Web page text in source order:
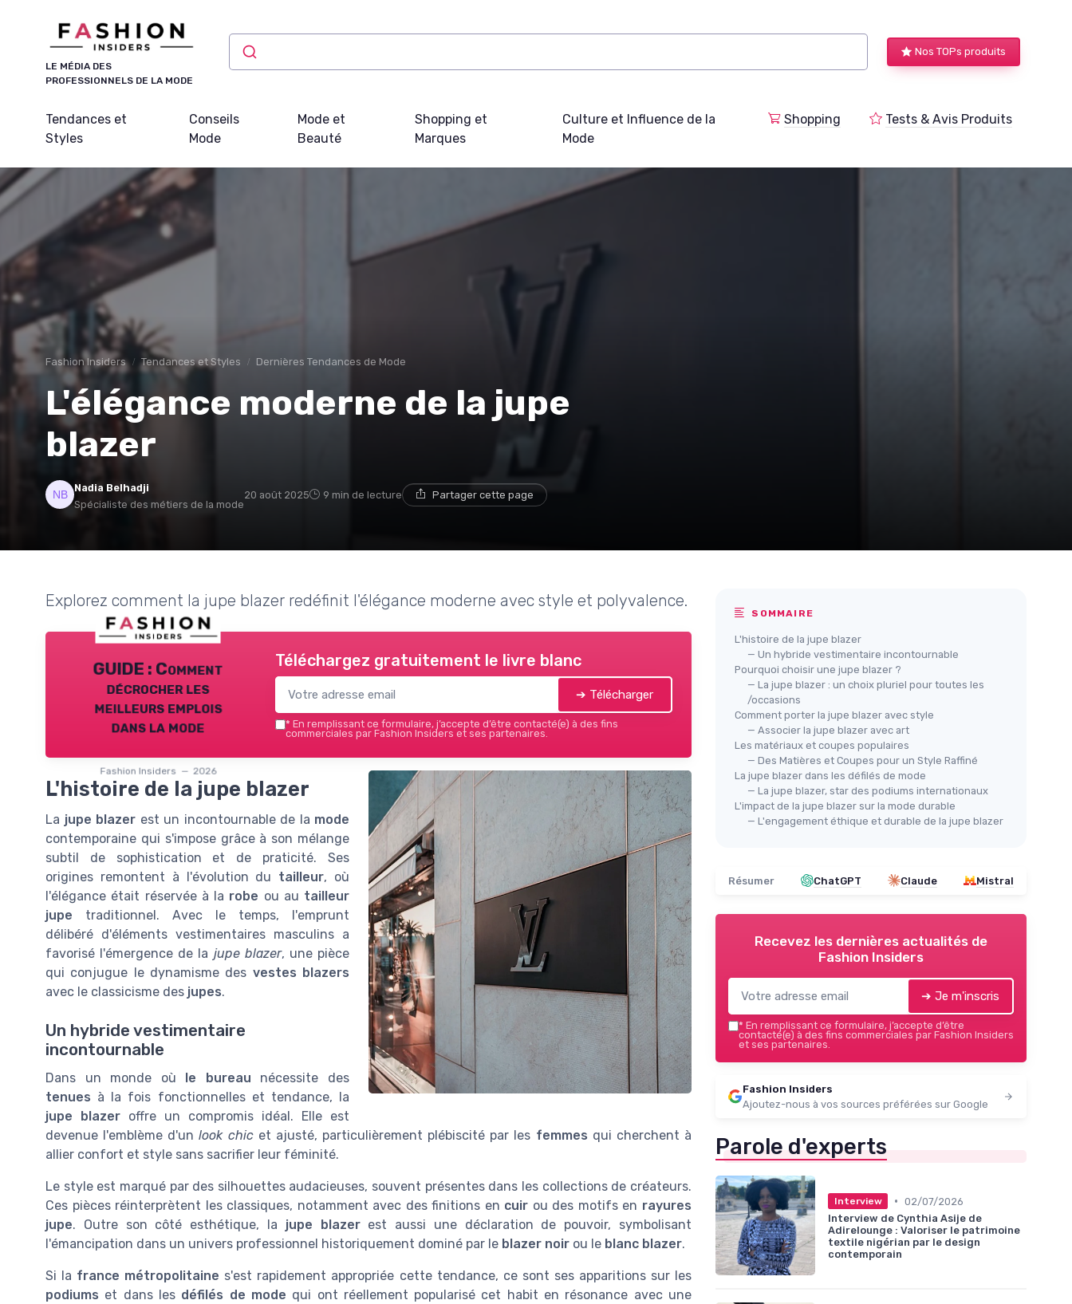
LE MÉDIA DES
PROFESSIONNELS DE LA MODE
Nos TOPs produits
Tendances et
Styles
Conseils
Mode
Mode et
Beauté
Shopping et
Marques
Culture et Influence de la
Mode
Shopping Tests & Avis Produits
Fashion Insiders Tendances et Styles Dernières Tendances de Mode
L'élégance moderne de la jupe
blazer
Nadia Belhadji
Spécialiste des métiers de la mode
20 août 2025 9 min de lecture Partager cette page
Explorez comment la jupe blazer redéfinit l'élégance moderne avec style et polyvalence.
GUIDE : Comment
décrocher les
meilleurs emplois
dans la mode
Fashion Insiders — 2026
Téléchargez gratuitement le livre blanc
➔ Télécharger
* En remplissant ce formulaire, j’accepte d’être contacté(e) à des fins
commerciales par Fashion Insiders et ses partenaires.
L'histoire de la jupe blazer
La jupe blazer est un incontournable de la mode
contemporaine qui s'impose grâce à son mélange
subtil de sophistication et de praticité. Ses
origines remontent à l'évolution du tailleur, où
l'élégance était réservée à la robe ou au tailleur
jupe traditionnel. Avec le temps, l'emprunt
délibéré d'éléments vestimentaires masculins a
favorisé l'émergence de la jupe blazer, une pièce
qui conjugue le dynamisme des vestes blazers
avec le classicisme des jupes.
Un hybride vestimentaire
incontournable
Dans un monde où le bureau nécessite des
tenues à la fois fonctionnelles et tendance, la
jupe blazer offre un compromis idéal. Elle est
devenue l'emblème d'unlook chicet ajusté, particulièrement plébiscité par les femmes qui cherchent à
allier confort et style sans sacrifier leur féminité.
Le style est marqué par des silhouettes audacieuses, souvent présentes dans les collections de créateurs.
Ces pièces réinterprètent les classiques, notamment avec des finitions en cuir ou des motifs en rayures
jupe. Outre son côté esthétique, la jupe blazerest aussi une déclaration de pouvoir, symbolisant
l'émancipation dans un univers professionnel historiquement dominé par le blazer noir ou le blanc blazer.
Si la france métropolitaine s'est rapidement appropriée cette tendance, ce sont ses apparitions sur les
podiums et dans les défilés de mode qui ont réellement popularisé cet habit en résonance avec une
SOMMAIRE
L'histoire de la jupe blazer
— Un hybride vestimentaire incontournable
Pourquoi choisir une jupe blazer ?
— La jupe blazer : un choix pluriel pour toutes les
/occasions
Comment porter la jupe blazer avec style
— Associer la jupe blazer avec art
Les matériaux et coupes populaires
— Des Matières et Coupes pour un Style Raffiné
La jupe blazer dans les défilés de mode
— La jupe blazer, star des podiums internationaux
L'impact de la jupe blazer sur la mode durable
— L'engagement éthique et durable de la jupe blazer
Résumer ChatGPT Claude Mistral
Recevez les dernières actualités de
Fashion Insiders
➔ Je m'inscris
* En remplissant ce formulaire, j’accepte d’être
contacté(e) à des fins commerciales par Fashion Insiders
et ses partenaires.
Fashion Insiders
Ajoutez-nous à vos sources préférées sur Google
Parole d'experts
Interview • 02/07/2026
Interview de Cynthia Asije de
Adirelounge : Valoriser le patrimoine
textile nigérian par le design
contemporain